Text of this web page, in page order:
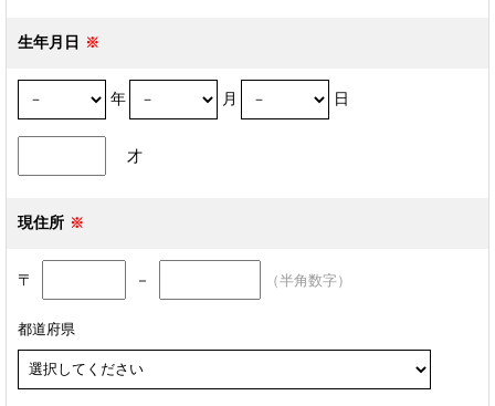
生年月日
年 月 日
才
現住所
〒 － （半角数字）
都道府県